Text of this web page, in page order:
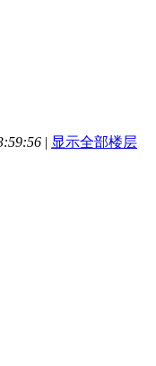
| 显示全部楼层